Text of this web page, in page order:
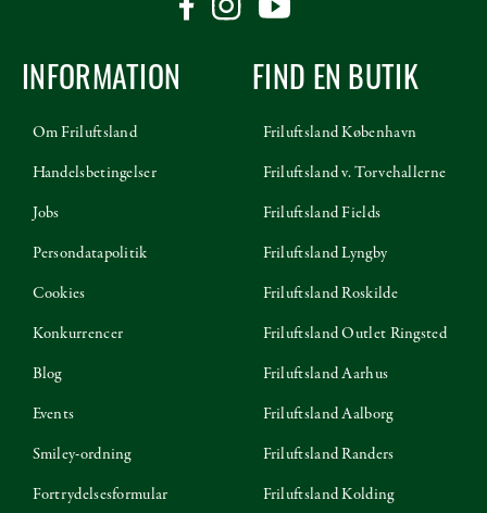
INFORMATION
Om Friluftsland
Handelsbetingelser
Jobs
Persondatapolitik
Cookies
Konkurrencer
Blog
Events
Smiley-ordning
Fortrydelsesformular
FIND EN BUTIK
Friluftsland København
Friluftsland v. Torvehallerne
Friluftsland Fields
Friluftsland Lyngby
Friluftsland Roskilde
Friluftsland Outlet Ringsted
Friluftsland Aarhus
Friluftsland Aalborg
Friluftsland Randers
Friluftsland Kolding